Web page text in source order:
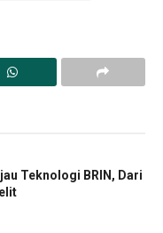
Teknologi BRIN, Dari